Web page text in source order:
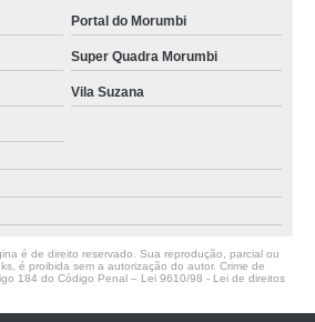
crise de ansiedade Jaraguá
Guilherme
Portal do Morumbi
Super Quadra Morumbi
Vila Suzana
é de direito reservado. Sua reprodução, parcial ou
é proibida sem a autorização do autor. Crime de
184 do Código Penal – Lei 9610/98 - Lei de direitos